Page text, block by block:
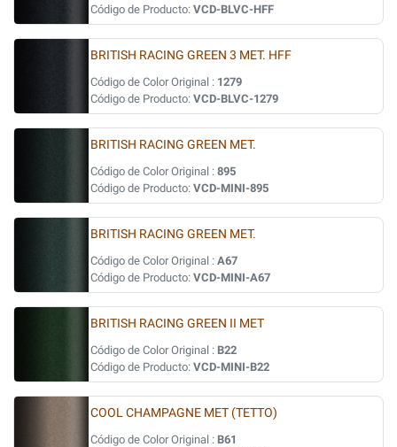
Código de Producto: VCD-BLVC-HFF
BRITISH RACING GREEN 3 MET. HFF
Código de Color Original : 1279
Código de Producto: VCD-BLVC-1279
BRITISH RACING GREEN MET.
Código de Color Original : 895
Código de Producto: VCD-MINI-895
BRITISH RACING GREEN MET.
Código de Color Original : A67
Código de Producto: VCD-MINI-A67
BRITISH RACING GREEN II MET
Código de Color Original : B22
Código de Producto: VCD-MINI-B22
COOL CHAMPAGNE MET (TETTO)
Código de Color Original : B61